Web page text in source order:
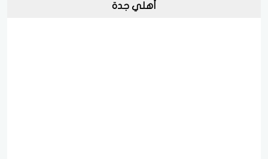
أهلي جدة